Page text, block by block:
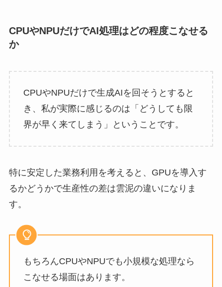
CPUやNPUだけでAI処理はどの程度こなせる
か
CPUやNPUだけで生成AIを回そうとすると
き、私が実際に感じるのは「どうしても限
界が早く来てしまう」ということです。
特に安定した業務利用を考えると、GPUを導入す
るかどうかで生産性の差は雲泥の違いになりま
す。
もちろんCPUやNPUでも小規模な処理なら
こなせる場面はあります。